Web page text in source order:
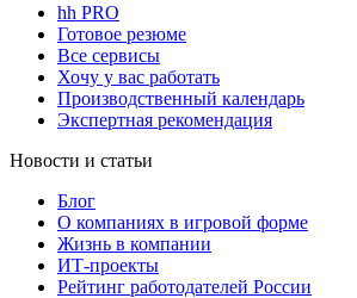
hh PRO
Готовое резюме
Все сервисы
Хочу у вас работать
Производственный календарь
Экспертная рекомендация
Новости и статьи
Блог
О компаниях в игровой форме
Жизнь в компании
ИТ-проекты
Рейтинг работодателей России